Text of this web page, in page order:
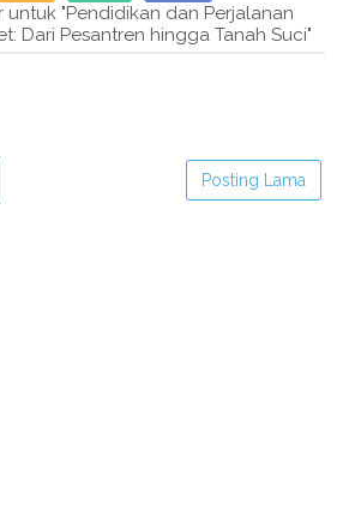
untuk "Pendidikan dan Perjalanan
Dari Pesantren hingga Tanah Suci"
Posting Lama